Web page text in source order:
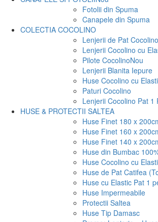
Fotolii din Spuma
Canapele din Spuma
COLECTIA COCOLINO
Lenjerii de Pat Cocolino
Lenjerii Cocolino cu
Pilote CocolinoNou
Lenjerii Blanita Iepure
Huse Cocolino cu
Paturi Cocolino
Lenjerii Cocolino Pat 1
HUSE & PROTECTII SALTEA
Huse Finet 180 x
Huse Finet 160 x
Huse Finet 140 x
Huse din Bumbac
Huse Cocolino cu
Huse de Pat Catifea
Huse cu Elastic Pat 1
Huse Impermeabile
Protectii Saltea
Huse Tip Damasc